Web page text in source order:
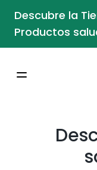
Descubre la
Productos